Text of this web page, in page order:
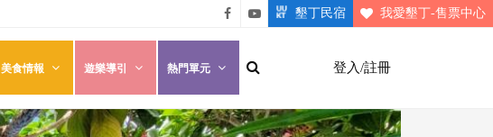
悠遊
墾丁
粉絲
團
墾丁
介紹
墾丁民宿 我愛墾丁-售票中心
登入/註冊
美食情報 遊樂導引 熱門單元